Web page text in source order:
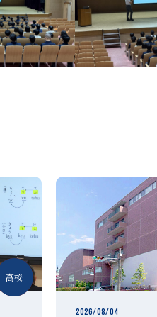
中学
高校
2026/08/04